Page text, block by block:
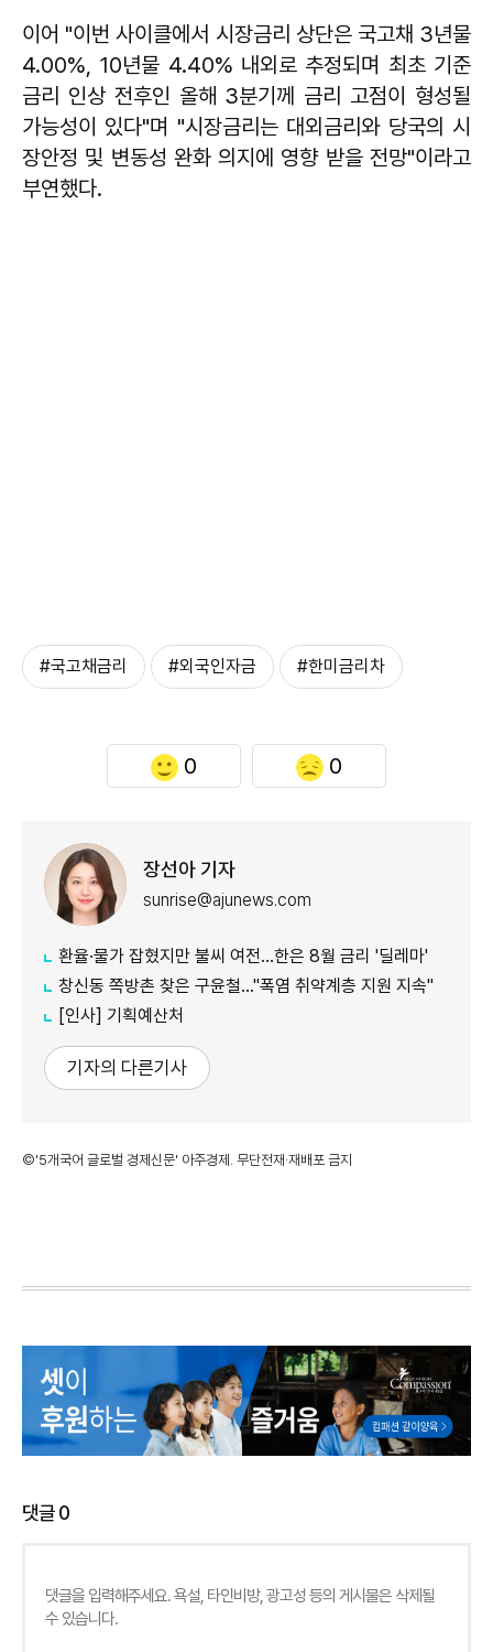
이어 "이번 사이클에서 시장금리 상단은 국고채 3년물
4.00%, 10년물 4.40% 내외로 추정되며 최초 기준
금리 인상 전후인 올해 3분기께 금리 고점이 형성될
가능성이 있다"며 "시장금리는 대외금리와 당국의 시
장안정 및 변동성 완화 의지에 영향 받을 전망"이라고
부연했다.
#국고채금리 #외국인자금 #한미금리차
0 0
장선아 기자
sunrise@ajunews.com
환율·물가 잡혔지만 불씨 여전...한은 8월 금리 '딜레마'
창신동 쪽방촌 찾은 구윤철…"폭염 취약계층 지원 지속"
[인사] 기획예산처
기자의 다른기사
©'5개국어 글로벌 경제신문' 아주경제. 무단전재·재배포 금지
댓글0